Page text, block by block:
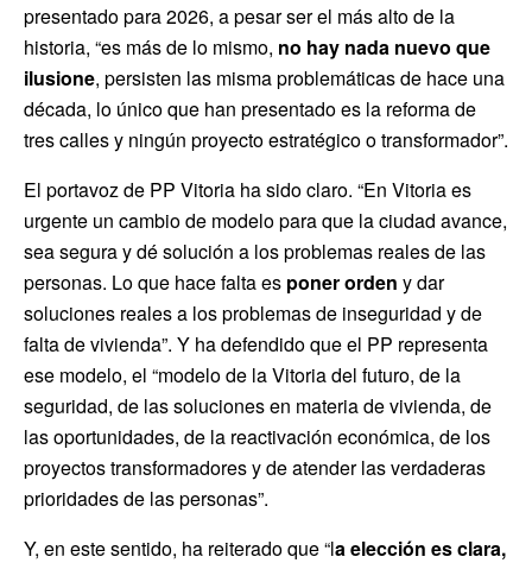
presentado para 2026, a pesar ser el más alto de la
historia, “es más de lo mismo, no hay nada nuevo que
ilusione, persisten las misma problemáticas de hace una
década, lo único que han presentado es la reforma de
tres calles y ningún proyecto estratégico o transformador”.
El portavoz de PP Vitoria ha sido claro. “En Vitoria es
urgente un cambio de modelo para que la ciudad avance,
sea segura y dé solución a los problemas reales de las
personas. Lo que hace falta es poner orden y dar
soluciones reales a los problemas de inseguridad y de
falta de vivienda”. Y ha defendido que el PP representa
ese modelo, el “modelo de la Vitoria del futuro, de la
seguridad, de las soluciones en materia de vivienda, de
las oportunidades, de la reactivación económica, de los
proyectos transformadores y de atender las verdaderas
prioridades de las personas”.
Y, en este sentido, ha reiterado que “la elección es clara,